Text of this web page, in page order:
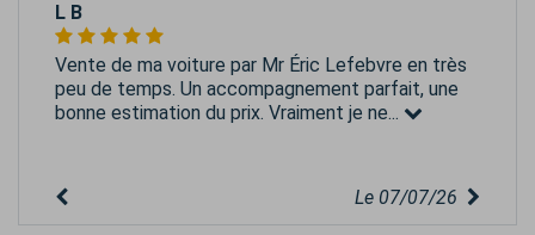
L B
Vente de ma voiture par Mr Éric Lefebvre en très
peu de temps. Un accompagnement parfait, une
bonne estimation du prix. Vraiment je ne...
Le 07/07/26